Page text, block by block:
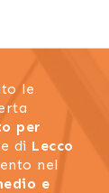
le
per
di Lecco
nel
e